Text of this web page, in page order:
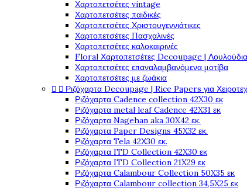
Χαρτοπετσέτες vintage
Χαρτοπετσέτες παιδικές
Χαρτοπετσέτες Χριστουγεννιάτικες
Χαρτοπετσέτες Πασχαλινές
Χαρτοπετσέτες καλοκαιρινές
Floral Χαρτοπετσέτες Decoupage |
Χαρτοπετσέτες επαναλαμβανόμενα μοτίβα
Χαρτοπετσέτες με ζωάκια
  Ριζόχαρτα Decoupage | Rice Papers για
Ριζόχαρτα Cadence collection 42X30 εκ
Ριζόχαρτα metal leaf Cadence 42X31 εκ
Ριζόχαρτα Nagehan aka 30X42 εκ.
Ριζόχαρτα Paper Designs 45X32 εκ.
Ριζόχαρτα Tela 42Χ30 εκ.
Ριζόχαρτα ITD Collection 42X30 εκ
Ριζόχαρτα ITD Collection 21X29 εκ
Ριζόχαρτα Calambour Collection 50X35 εκ
Ριζόχαρτα Calambour collection 34,5X25 εκ